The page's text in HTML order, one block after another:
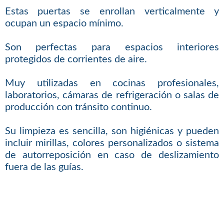
Estas puertas se enrollan verticalmente y
ocupan un espacio mínimo.
Son perfectas para espacios interiores
protegidos de corrientes de aire.
Muy utilizadas en cocinas profesionales,
laboratorios, cámaras de refrigeración o salas de
producción con tránsito continuo.
Su limpieza es sencilla, son higiénicas y pueden
incluir mirillas, colores personalizados o sistema
de autorreposición en caso de deslizamiento
fuera de las guías.